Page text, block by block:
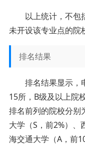
以上统计，不包
未开设该专业点的院
排名结果
排名结果显示，
15所，B级及以上院
排名前列的院校分别
大学（S，前2%）、
海交通大学（A，前